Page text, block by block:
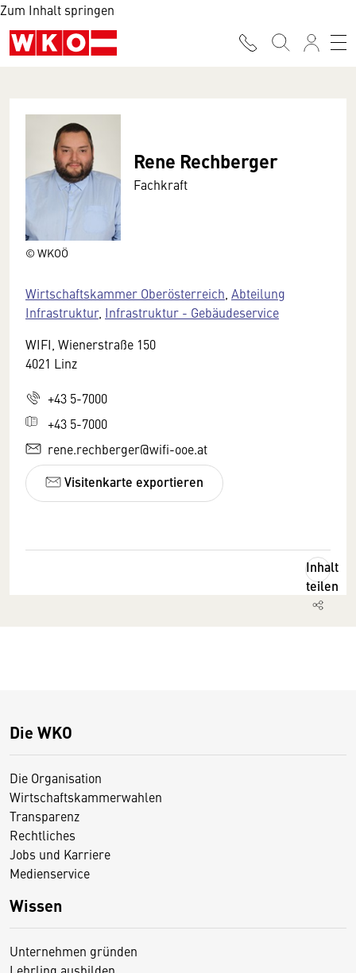
Zum Inhalt springen
© WKOÖ
Rene Rechberger
Fachkraft
Wirtschaftskammer Oberösterreich Abteilung
Infrastruktur, Infrastruktur - Gebäudeservice
WIFI, Wienerstraße 150
4021 Linz
+43 5-7000
+43 5-7000
rene.rechberger@wifi-ooe.at
Visitenkarte exportieren
Inhalt
teilen
Die WKO
Die Organisation
Wirtschaftskammerwahlen
Transparenz
Rechtliches
Jobs und Karriere
Medienservice
Wissen
Unternehmen gründen